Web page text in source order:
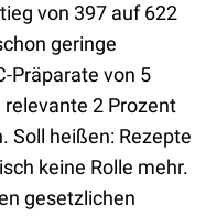
von 397 auf 622
geringe
Präparate von 5
2 Prozent
Soll heißen: Rezepte
keine Rolle mehr.
gesetzlichen